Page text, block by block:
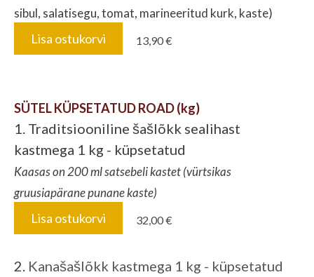
sibul, salatisegu, tomat, marineeritud kurk, kaste)
Lisa ostukorvi 13,90 €
SÜTEL KÜPSETATUD ROAD (kg)
1. Traditsiooniline šašlõkk sealihast
kastmega 1 kg - küpsetatud
Kaasas on 200 ml satsebeli kastet (vürtsikas
gruusiapärane punane kaste)
Lisa ostukorvi 32,00 €
2. Kanašašlõkk kastmega 1 kg - küpsetatud